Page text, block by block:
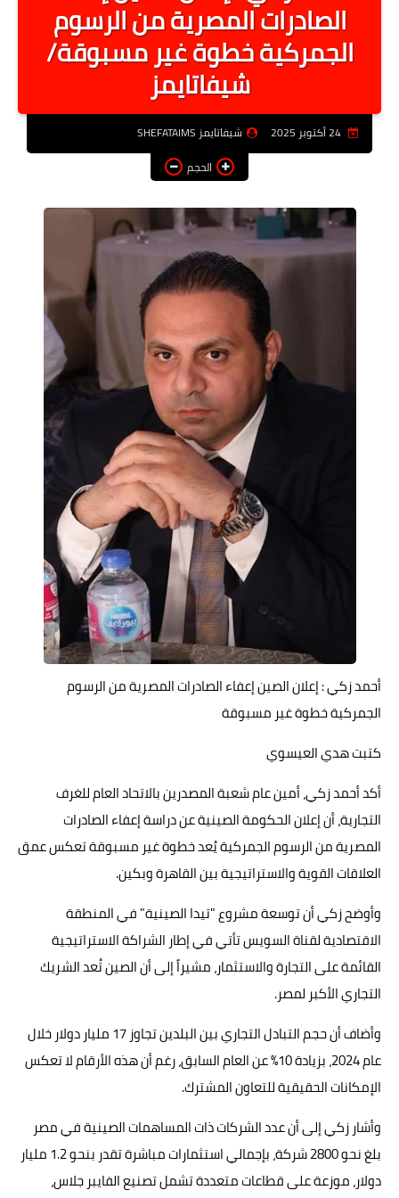
أخبار الرياصة
الطب البديل
منوعات
خدمات
عاجل
التعليم
الصحه
معلومه قانونيه
تكنولوجيا المعلومات
حوادث وقضايا
خدمات
الصحه والجمال
فن المطبخ
مقالات
الصادرات المصرية من الرسوم
الجمركية خطوة غير مسبوقة/
شيفاتايمز
24 أكتوبر 2025
شيفاتايمز SHEFATAIMS
الحجم
أحمد زكي : إعلان الصين إعفاء الصادرات المصرية من الرسوم
الجمركية خطوة غير مسبوقة
كتبت هدي العيسوي
أكد أحمد زكي، أمين عام شعبة المصدرين بالاتحاد العام للغرف
التجارية، أن إعلان الحكومة الصينية عن دراسة إعفاء الصادرات
المصرية من الرسوم الجمركية يُعد خطوة غير مسبوقة تعكس عمق
العلاقات القوية والاستراتيجية بين القاهرة وبكين.
وأوضح زكي أن توسعة مشروع "تيدا الصينية" في المنطقة
الاقتصادية لقناة السويس تأتي في إطار الشراكة الاستراتيجية
القائمة على التجارة والاستثمار، مشيراً إلى أن الصين تُعد الشريك
التجاري الأكبر لمصر.
وأضاف أن حجم التبادل التجاري بين البلدين تجاوز 17 مليار دولار خلال
عام 2024، بزيادة 10% عن العام السابق، رغم أن هذه الأرقام لا تعكس
الإمكانات الحقيقية للتعاون المشترك.
وأشار زكي إلى أن عدد الشركات ذات المساهمات الصينية في مصر
بلغ نحو 2800 شركة، بإجمالي استثمارات مباشرة تقدر بنحو 1.2 مليار
دولار، موزعة على قطاعات متعددة تشمل تصنيع الفايبر جلاس،